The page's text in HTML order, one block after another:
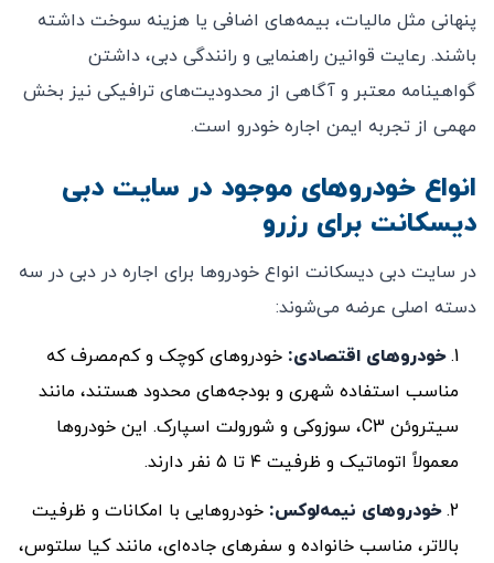
پنهانی مثل مالیات، بیمه‌های اضافی یا هزینه سوخت داشته
باشند. رعایت قوانین راهنمایی و رانندگی دبی، داشتن
گواهینامه معتبر و آگاهی از محدودیت‌های ترافیکی نیز بخش
مهمی از تجربه ایمن اجاره خودرو است.
انواع خودروهای موجود در سایت دبی
دیسکانت برای رزرو
در سایت دبی دیسکانت انواع خودروها برای اجاره در دبی در سه
دسته اصلی عرضه می‌شوند:
خودروهای اقتصادی: خودروهای کوچک و کم‌مصرف که
مناسب استفاده شهری و بودجه‌های محدود هستند، مانند
سیتروئن C3، سوزوکی و شورولت اسپارک. این خودروها
معمولاً اتوماتیک و ظرفیت ۴ تا ۵ نفر دارند.
خودروهای نیمه‌لوکس: خودروهایی با امکانات و ظرفیت
بالاتر، مناسب خانواده و سفرهای جاده‌ای، مانند کیا سلتوس،